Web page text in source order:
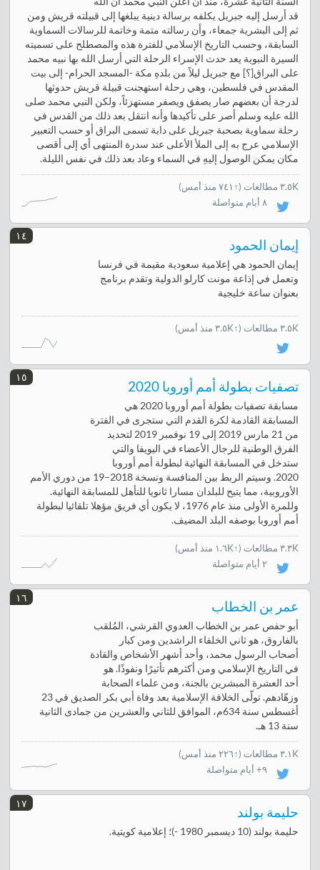
قد أرسل إليه جبريل يكلفه برسالة دينية يبلغها إلى قبيلته قريش ومن
ثم إلى البشرية جمعاء، وأن رسالته متمة وخاتمة للرسالات السماوية
السابقة، وحسب التاريخ الإسلامي للفترة هذه والمصطلح على تسميته
السيرة النبوية يعد حدث الإسراء الرحلة التي أرسل الله بها نبيه محمد
على البراق[؟] مع جبريل ليلاً من بلدهِ مكة -المسجد الحرام- إلى بيت
المقدس في فلسطين، وهي رحلة استهجنت قبيلة قريش حدوثها
لدرجة أن بعضهم صار يصفق ويصفر مستهزئاً، ولكن النبي محمد صلى
الله عليه وسلم أصر على تأكيدها وأنه انتقل بعد ذلك من القدس في
رحلة سماوية بصحبة جبريل على دابة تسمى البراق أو حسب التعبير
الإسلامي عرج به إلى الملأ الأعلى عند سدرة المنتهى أي إلى أقصى
مكان يمكن الوصول إليهِ في السماء وعاد بعد ذلك في نفس الليلة.
٣.٥K مطالعات (↑٧٤١ منذ أمس
)
٨ أيام متواصلة
١٤
إيمان الحمود
إيمان الحمود هي إعلامية سعودية مقيمة في فرنسا
وتعمل في إذاعة مونت كارلو الدولية وتقدم برنامج
بعنوان ساعة خليجية
٣.٥K مطالعات (↑٣.٥K منذ أمس)
١٥
تصفيات بطولة أمم أوروبا 2020
مسابقة تصفيات بطولة أمم أوروبا 2020 هي
المسابقة القادمة لكرة القدم التي ستجرى في الفترة
من 21 مارس 2019 إلى 19 نوفمبر 2019 لتحديد
الفرق الوطنية للرجال الأعضاء في اليويفا والتي
ستدخل في المسابقة النهائية لبطولة أمم أوروبا
2020. وسيتم الربط بين المنافسة ونسخة 2018–19 من دوري الأمم
الأوروبية، مما يتيح للبلدان مسارا ثانويا للتأهل للمسابقة النهائية.
وللمرة الأولى منذ عام 1976، لا يكون أي فريق مؤهلا تلقائيا لبطولة
أمم أوروبا بوصفه البلد المضيف.
٣.٣K مطالعات (↑١.٦K منذ أمس
)
٢ أيام متواصلة
١٦
عمر بن الخطاب
أبو حفص عمر بن الخطاب العدوي القرشي، المُلقب
بالفاروق، هو ثاني الخلفاء الراشدين ومن كبار
أصحاب الرسول محمد، وأحد أشهر الأشخاص والقادة
في التاريخ الإسلامي ومن أكثرهم تأثيرًا ونفوذًا. هو
أحد العشرة المبشرين بالجنة، ومن علماء الصحابة
وزهّادهم. تولّى الخلافة الإسلامية بعد وفاة أبي بكر الصديق في 23
أغسطس سنة 634م، الموافق للثاني والعشرين من جمادى الثانية
سنة 13 هـ.
٣.١K مطالعات (↑٢٢٦ منذ أمس
)
٩+ أيام متواصلة
١٧
حليمة بولند
حليمة بولند (10 ديسمبر 1980 -)؛ إعلامية كويتية.